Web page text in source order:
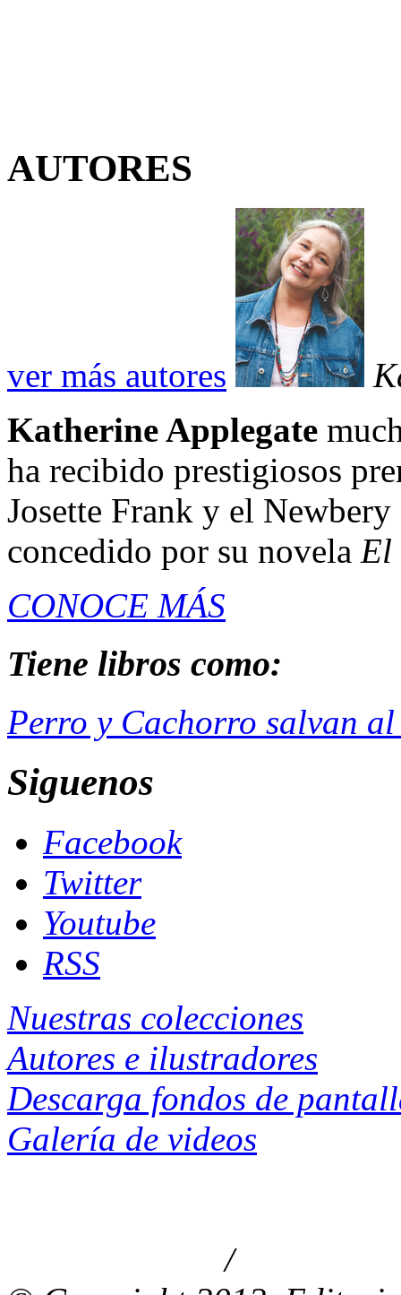
AUTORES
ver más autores
Katherine Applegate
ha recibido prestigiosos
Josette Frank y el
concedido por su novela El
CONOCE MÁS
Tiene libros como:
Perro y Cachorro salvan
Siguenos
Facebook
Twitter
Youtube
RSS
Nuestras colecciones
Autores e ilustradores
Descarga fondos de
Galería de videos
/